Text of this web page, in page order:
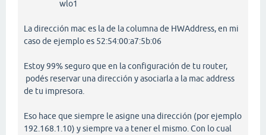
wlo1
La dirección mac es la de la columna de HWAddress, en mi
caso de ejemplo es 52:54:00:a7:5b:06
Estoy 99% seguro que en la configuración de tu router,
podés reservar una dirección y asociarla a la mac address
de tu impresora.
Eso hace que siempre le asigne una dirección (por ejemplo
192.168.1.10) y siempre va a tener el mismo. Con lo cual